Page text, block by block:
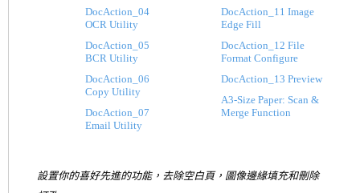
DocAction_04
OCR Utility
DocAction_05
BCR Utility
DocAction_06
Copy Utility
DocAction_07
Email Utility
DocAction_11 Image
Edge Fill
DocAction_12 File
Format Configure
DocAction_13 Preview
A3-Size Paper: Scan &
Merge Function
設置你的喜好先進的功能，去除空白頁，圖像邊緣填充和刪除